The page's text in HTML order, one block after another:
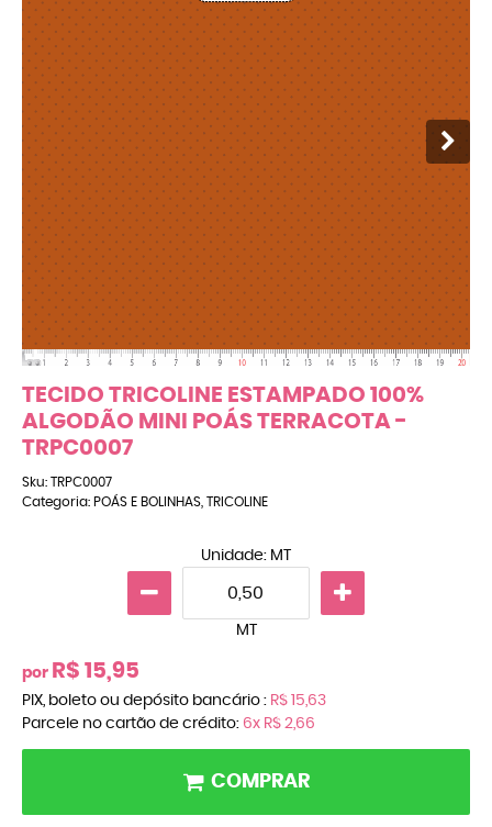
TECIDO TRICOLINE ESTAMPADO 100%
ALGODÃO MINI POÁS TERRACOTA -
TRPC0007
Sku: TRPC0007
Categoria: POÁS E BOLINHAS TRICOLINE
Unidade: MT
MT
por R$ 15,95
PIX, boleto ou depósito bancário : R$ 15,63
Parcele no cartão de crédito: 6x R$ 2,66
COMPRAR